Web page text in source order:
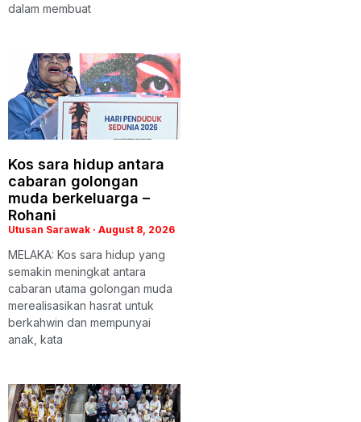
dalam membuat
Kos sara hidup antara
cabaran golongan
muda berkeluarga –
Rohani
Utusan Sarawak August 8, 2026
MELAKA: Kos sara hidup yang
semakin meningkat antara
cabaran utama golongan muda
merealisasikan hasrat untuk
berkahwin dan mempunyai
anak, kata